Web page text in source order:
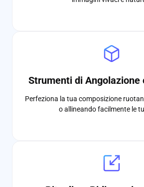
Strumenti di Angolazione
Perfeziona la tua composizione
o allineando facilmente le